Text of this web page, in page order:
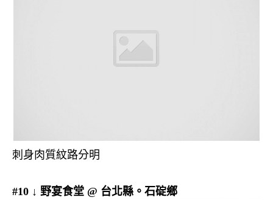
刺身肉質紋路分明
#10 ↓ 野宴食堂 @ 台北縣。石碇鄉